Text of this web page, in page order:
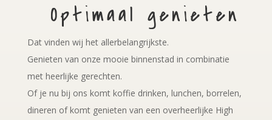
Optimaal genieten
Dat vinden wij het allerbelangrijkste.
Genieten van onze mooie binnenstad in combinatie
met heerlijke gerechten.
Of je nu bij ons komt koffie drinken, lunchen, borrelen,
dineren of komt genieten van een overheerlijke High